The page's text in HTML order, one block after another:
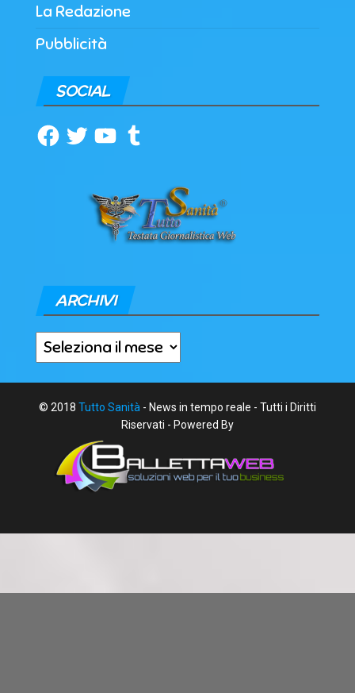
La Redazione
Pubblicità
SOCIAL
Facebook
TwitterYouTubeTumblr
ARCHIVI
Archivi
© 2018 Tutto Sanità - News in tempo reale - Tutti i Diritti
Riservati - Powered By